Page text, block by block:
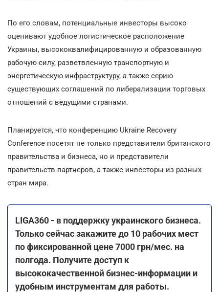
По его словам, потенциальные инвесторы высоко
оценивают удобное логистическое расположение
Украины, высококвалифицированную и образованную
рабочую силу, разветвленную транспортную и
энергетическую инфраструктуру, а также серию
существующих соглашений по либерализации торговых
отношений с ведущими странами.
Планируется, что конференцию Ukraine Recovery
Conference посетят не только представители британского
правительства и бизнеса, но и представители
правительств партнеров, а также инвесторы из разных
стран мира.
LIGA360 - в поддержку украинского бизнеса.
Только сейчас закажите до 10 рабочих мест
по фиксированной цене 7000 грн/мес. на
полгода. Получите доступ к
высококачественной бизнес-информации и
удобным инструментам для работы.